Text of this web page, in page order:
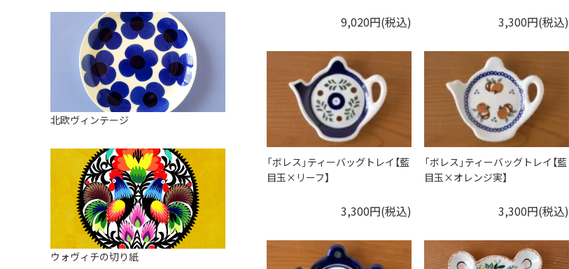
9,020円(税込) 3,300円(税込)
「ボレス」ティーバッグトレイ【藍
目玉×リーフ】
3,300円(税込)
「ボレス」ティーバッグトレイ【藍
目玉×オレンジ実】
3,300円(税込)
そば猪口・フリーカップ
ココット
薬味入れ
ミキシングボウル
すべて見る
オーナメント
クリーマー
バス・洗面用品
家具小物
小物入れ
アロマポット
バスケット
装飾用タイル・プレート
ミニチュア
天使さま
ペンダントトップ
すべて見る
北欧ヴィンテージ
ウォヴィチの切り紙